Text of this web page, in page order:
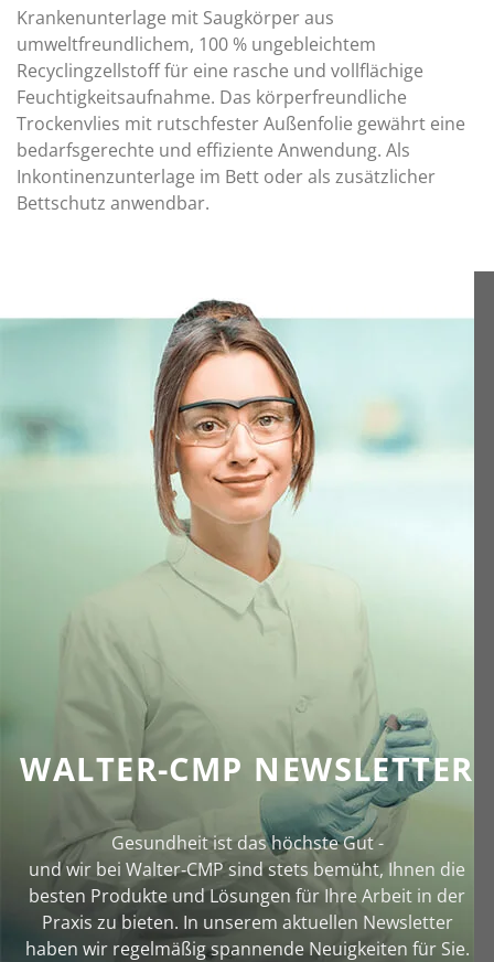
Krankenunterlage mit Saugkörper aus
umweltfreundlichem, 100 % ungebleichtem
Recyclingzellstoff für eine rasche und vollflächige
Feuchtigkeitsaufnahme. Das körperfreundliche
Trockenvlies mit rutschfester Außenfolie gewährt eine
bedarfsgerechte und effiziente Anwendung. Als
Inkontinenzunterlage im Bett oder als zusätzlicher
Bettschutz anwendbar.
WALTER-CMP NEWSLETTER
Gesundheit ist das höchste Gut -
und wir bei Walter‑CMP sind stets bemüht, Ihnen die
besten Produkte und Lösungen für Ihre Arbeit in der
Praxis zu bieten. In unserem aktuellen Newsletter
haben wir regelmäßig spannende Neuigkeiten für Sie.